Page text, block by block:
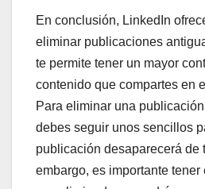
En conclusión, LinkedIn
eliminar publicaciones
te permite tener un mayor
contenido que compartes en
Para eliminar una
debes seguir unos sencillos
publicación desaparecerá de
embargo, es importante tener